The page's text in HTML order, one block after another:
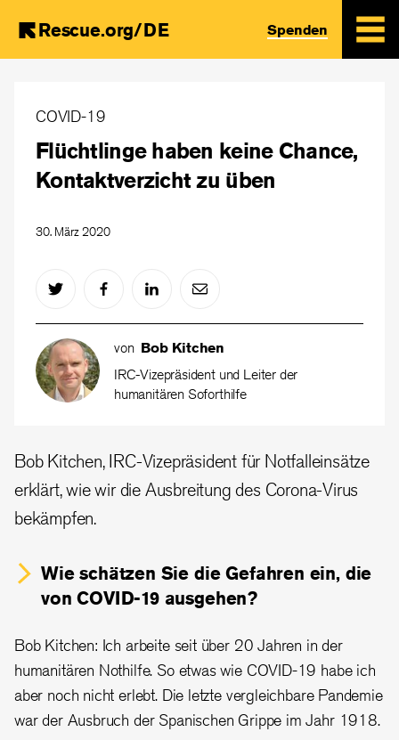
content
Rescue.org/DE Spenden
COVID-19
Flüchtlinge haben keine Chance,
Kontaktverzicht zu üben
30. März 2020
von Bob Kitchen
IRC-Vizepräsident und Leiter der
humanitären Soforthilfe
Bob Kitchen, IRC-Vizepräsident für Notfalleinsätze
erklärt, wie wir die Ausbreitung des Corona-Virus
bekämpfen.
Wie schätzen Sie die Gefahren ein, die
von COVID-19 ausgehen?
Bob Kitchen: Ich arbeite seit über 20 Jahren in der
humanitären Nothilfe. So etwas wie COVID-19 habe ich
aber noch nicht erlebt. Die letzte vergleichbare Pandemie
war der Ausbruch der Spanischen Grippe im Jahr 1918.